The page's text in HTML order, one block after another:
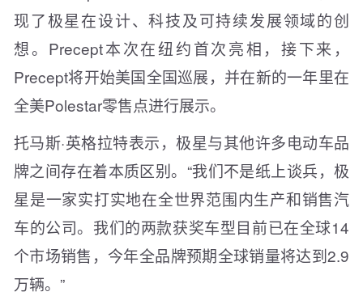
现了极星在设计、科技及可持续发展领域的创
想。Precept本次在纽约首次亮相，接下来，
Precept将开始美国全国巡展，并在新的一年里在
全美Polestar零售点进行展示。
托马斯·英格拉特表示，极星与其他许多电动车品
牌之间存在着本质区别。“我们不是纸上谈兵，极
星是一家实打实地在全世界范围内生产和销售汽
车的公司。我们的两款获奖车型目前已在全球14
个市场销售，今年全品牌预期全球销量将达到2.9
万辆。”